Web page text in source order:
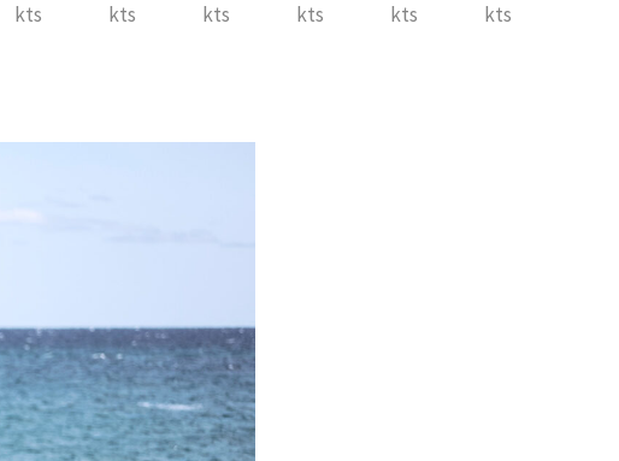
kts
kts
kts
kts
kts
kts